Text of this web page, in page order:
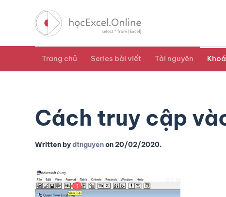
Trang chủ Series bài viết Tài nguyên
Cách truy cập
Written bydtnguyenon20/02/2020.